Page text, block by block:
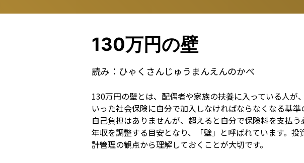
130万円の壁
読み： ひゃくさんじゅうまんえんのかべ
130万円の壁とは、配偶者や家族の扶養に入っている人
いった社会保険に自分で加入しなければならなくなる基
自己負担はありませんが、超えると自分で保険料を支払
年収を調整する目安となり、「壁」と呼ばれています。
計管理の観点から理解しておくことが大切です。